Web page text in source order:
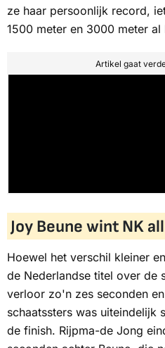
ze haar persoonlijk record,
1500 meter en 3000 meter al
Artikel gaat
Joy Beune wint NK
Hoewel het verschil kleiner
de Nederlandse titel over de
verloor zo'n zes seconden
schaatssters was uiteindelijk
de finish. Rijpma-de Jong